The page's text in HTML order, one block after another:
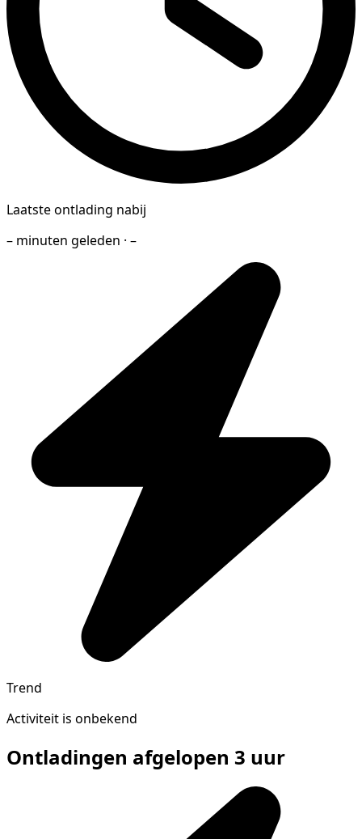
Laatste ontlading nabij
– minuten geleden · –
Trend
Activiteit is onbekend
Ontladingen afgelopen 3 uur